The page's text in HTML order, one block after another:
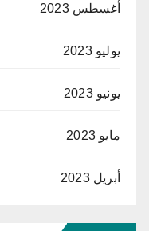
أغسطس 2023
يوليو 2023
يونيو 2023
مايو 2023
أبريل 2023